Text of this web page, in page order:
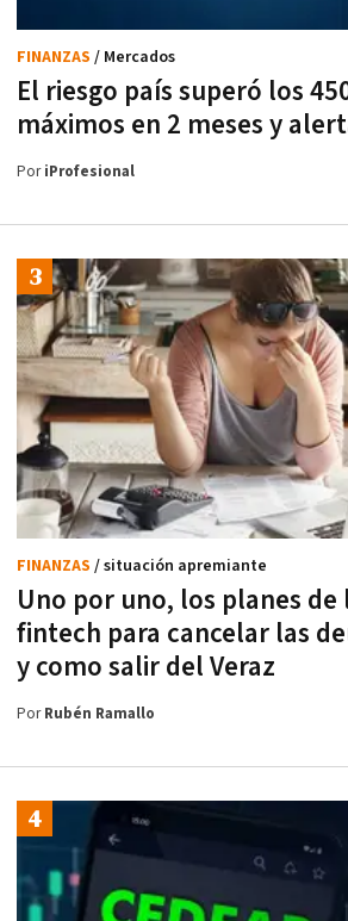
El riesgo país superó los
máximos en 2 meses y
FINANZAS / Mercados
PoriProfesional
Uno por uno, los planes de
fintech para cancelar las
y como salir del Veraz
FINANZAS / situación apremiante
PorRubén Ramallo